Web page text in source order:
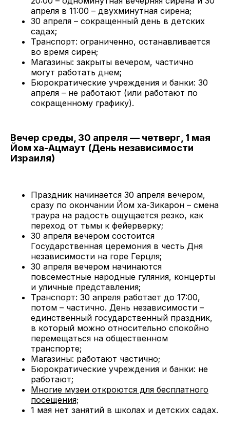
апреля в 11:00 – двухминутная сирена;
30 апреля – сокращенный день в детских
садах;
Транспорт: ограниченно, останавливается
во время сирен;
Магазины: закрыты вечером, частично
могут работать днем;
Бюрократические учреждения и банки: 30
апреля – не работают (или работают по
сокращенному графику).
Вечер среды, 30 апреля — четверг, 1 мая
Йом ха-Ацмаут (День независимости
Израиля)
Праздник начинается 30 апреля вечером,
сразу по окончании Йом ха-Зикарон – смена
траура на радость ощущается резко, как
переход от тьмы к фейерверку;
30 апреля вечером состоится
Государственная церемония в честь Дня
независимости на горе Герцля;
30 апреля вечером начинаются
повсеместные народные гуляния, концерты
и уличные представления;
Транспорт: 30 апреля работает до 17:00,
потом – частично. День независимости –
единственный государственный праздник,
в который можно относительно спокойно
перемещаться на общественном
транспорте;
Магазины: работают частично;
Бюрократические учреждения и банки: не
работают;
Многие музеи откроются для бесплатного
посещения;
1 мая нет занятий в школах и детских садах.